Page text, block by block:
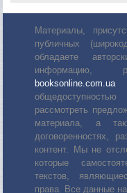
Материалы,
публичных
обладаете
информацию,
booksonline.com.ua
рассмотреть
материала, а
договоренностях,
контент. Мы не
которые
текстов,
права. Все данные